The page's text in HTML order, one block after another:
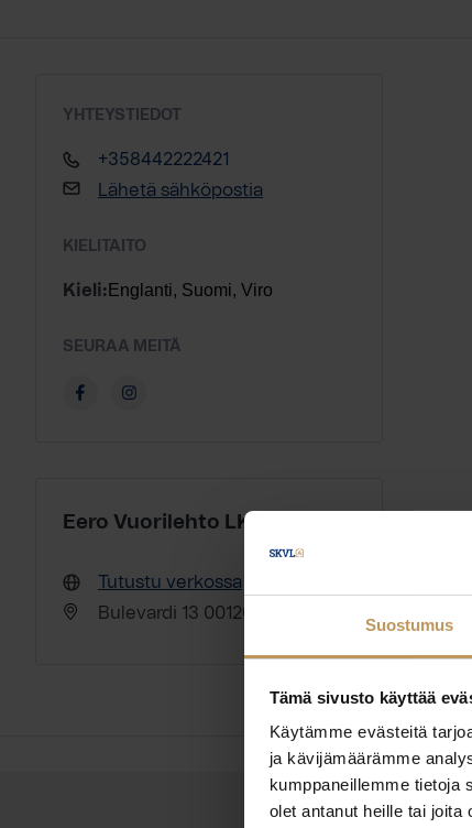
Suostumus
Tämä sivusto käyttää
Käytämme evästeitä
ja kävijämäärämme
kumppaneillemme tietoja
olet antanut heille tai joita
YHTEYSTIEDOT
+358442222421
Lähetä sähköpostia
KIELITAITO
Kieli: Englanti, Suomi, Viro
SEURAA MEITÄ
Eero Vuorilehto LKV Oy
Tutustu verkossa
Bulevardi 13 00120 Helsinki